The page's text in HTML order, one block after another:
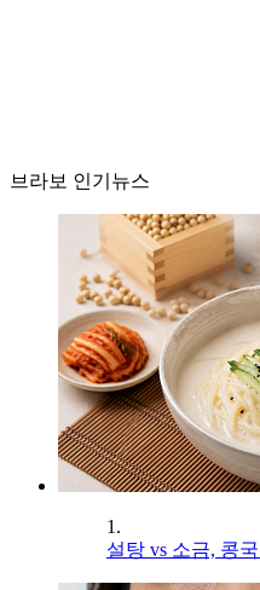
브라보 인기뉴스
1.
설탕 vs 소금, 콩